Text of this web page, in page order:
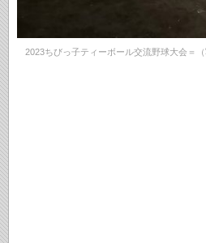
2023ちびっ子ティーボール交流野球大会＝